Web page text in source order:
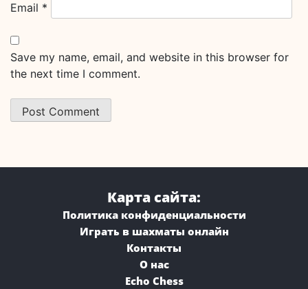
Email *
Save my name, email, and website in this browser for
the next time I comment.
Карта сайта:
Политика конфиденциальности
Играть в шахматы онлайн
Контакты
О нас
Echo Chess